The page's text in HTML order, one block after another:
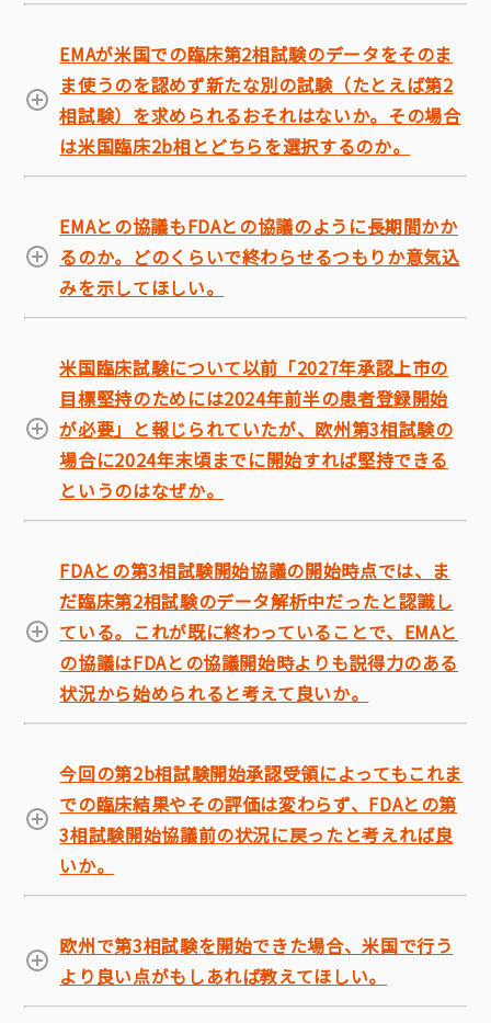
EMAが米国での臨床第2相試験のデータをそのま
ま使うのを認めず新たな別の試験（たとえば第2
相試験）を求められるおそれはないか。その場合
は米国臨床2b相とどちらを選択するのか。
EMAとの協議もFDAとの協議のように長期間かか
るのか。どのくらいで終わらせるつもりか意気込
みを示してほしい。
米国臨床試験について以前「2027年承認上市の
目標堅持のためには2024年前半の患者登録開始
が必要」と報じられていたが、欧州第3相試験の
場合に2024年末頃までに開始すれば堅持できる
というのはなぜか。
FDAとの第3相試験開始協議の開始時点では、ま
だ臨床第2相試験のデータ解析中だったと認識し
ている。これが既に終わっていることで、EMAと
の協議はFDAとの協議開始時よりも説得力のある
状況から始められると考えて良いか。
今回の第2b相試験開始承認受領によってもこれま
での臨床結果やその評価は変わらず、FDAとの第
3相試験開始協議前の状況に戻ったと考えれば良
いか。
欧州で第3相試験を開始できた場合、米国で行う
より良い点がもしあれば教えてほしい。